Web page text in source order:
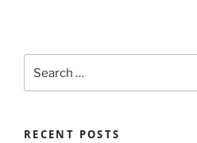
for:
RECENT POSTS